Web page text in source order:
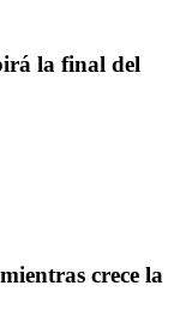
la final del
crece la